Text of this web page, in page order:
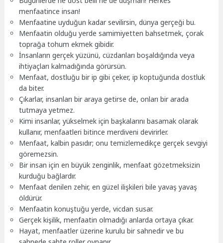
menfaatince insan!
Menfaatine uyduğun kadar sevilirsin, dünya gerçeği bu.
Menfaatin olduğu yerde samimiyetten bahsetmek, çorak
toprağa tohum ekmek gibidir.
İnsanların gerçek yüzünü, cüzdanları boşaldığında veya
ihtiyaçları kalmadığında görürsün.
Menfaat, dostluğu bir ip gibi çeker, ip koptuğunda dostluk
da biter.
Çıkarlar, insanları bir araya getirse de, onları bir arada
tutmaya yetmez.
Kimi insanlar, yükselmek için başkalarını basamak olarak
kullanır, menfaatleri bitince merdiveni devirirler.
Menfaat, kalbin pasıdır; onu temizlemedikçe gerçek sevgiyi
göremezsin.
Bir insan için en büyük zenginlik, menfaat gözetmeksizin
kurduğu bağlardır.
Menfaat denilen zehir, en güzel ilişkileri bile yavaş yavaş
öldürür.
Menfaatin konuştuğu yerde, vicdan susar.
Gerçek kişilik, menfaatin olmadığı anlarda ortaya çıkar.
Hayat, menfaatler üzerine kurulu bir sahnedir ve bu